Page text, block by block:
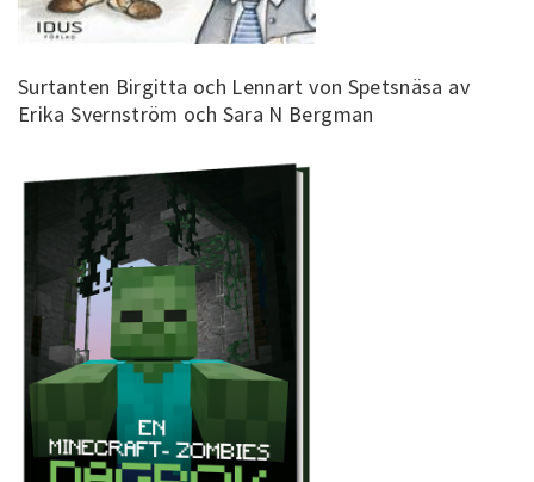
Surtanten Birgitta och Lennart von Spetsnäsa av
Erika Svernström och Sara N Bergman